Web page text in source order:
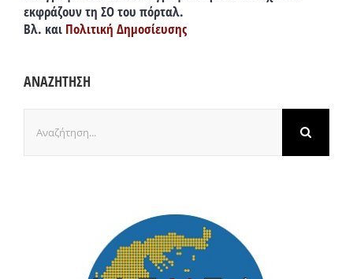
εκφράζουν τη ΣΟ του πόρταλ.
Βλ. και Πολιτική Δημοσίευσης
ΑΝΑΖΗΤΗΣΗ
για: